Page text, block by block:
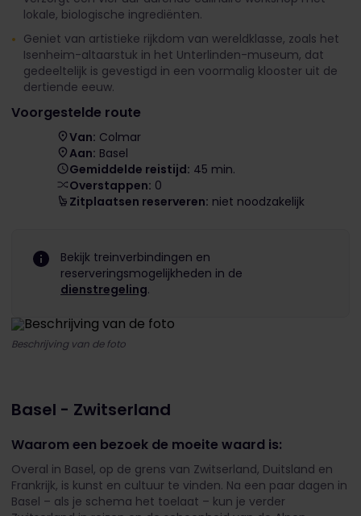
lokale, biologische ingrediënten.
Geniet van artistieke rijkdom van wereldklasse, zoals het
Isenheim-altaarstuk in het Unterlinden-museum, dat
gedeeltelijk is gevestigd in een voormalig klooster uit de
dertiende eeuw.
Voorgestelde route
Van: Colmar
Aan: Basel
Gemiddelde reistijd: 45 min.
Overstappen: 0
Zitplaatsen reserveren: niet noodzakelijk
Bekijk treinverbindingen en
reserveringsmogelijkheden in de
dienstregeling.
Beschrijving van de foto
Basel - Zwitserland
Waarom een bezoek de moeite waard is:
Overal in Basel, op de grens van Zwitserland, Duitsland en
Frankrijk, is kunst en cultuur te vinden. Na een paar dagen in
Basel – als je schema het toelaat – kun je verder